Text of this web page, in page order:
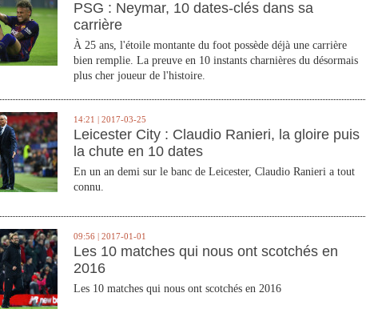
PSG : Neymar, 10 dates-clés dans sa
carrière
À 25 ans, l'étoile montante du foot possède déjà une carrière
bien remplie. La preuve en 10 instants charnières du désormais
plus cher joueur de l'histoire.
14:21 | 2017-03-25
Leicester City : Claudio Ranieri, la gloire puis
la chute en 10 dates
En un an demi sur le banc de Leicester, Claudio Ranieri a tout
connu.
09:56 | 2017-01-01
Les 10 matches qui nous ont scotchés en
2016
Les 10 matches qui nous ont scotchés en 2016